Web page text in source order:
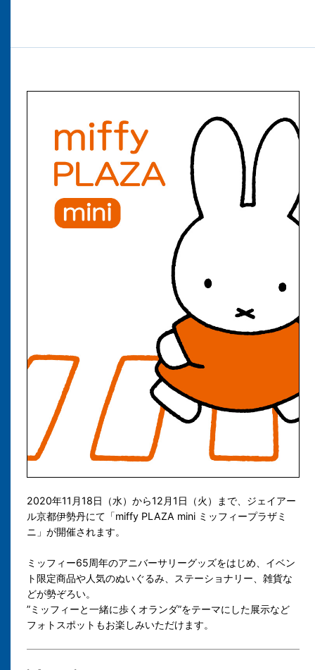
2020年11月18日（水）から12月1日（火） まで、 ジェイアー
ル京都伊勢丹にて「miffy PLAZA mini ミッフィープラザミ
ニ」が開催されます。
ミッフィー65周年のアニバーサリーグッズをはじめ、イベン
ト限定商品や人気のぬいぐるみ、ステーショナリー、雑貨な
どが勢ぞろい。
”ミッフィーと一緒に歩くオランダ”をテーマにした展示など
フォトスポットもお楽しみいただけます。